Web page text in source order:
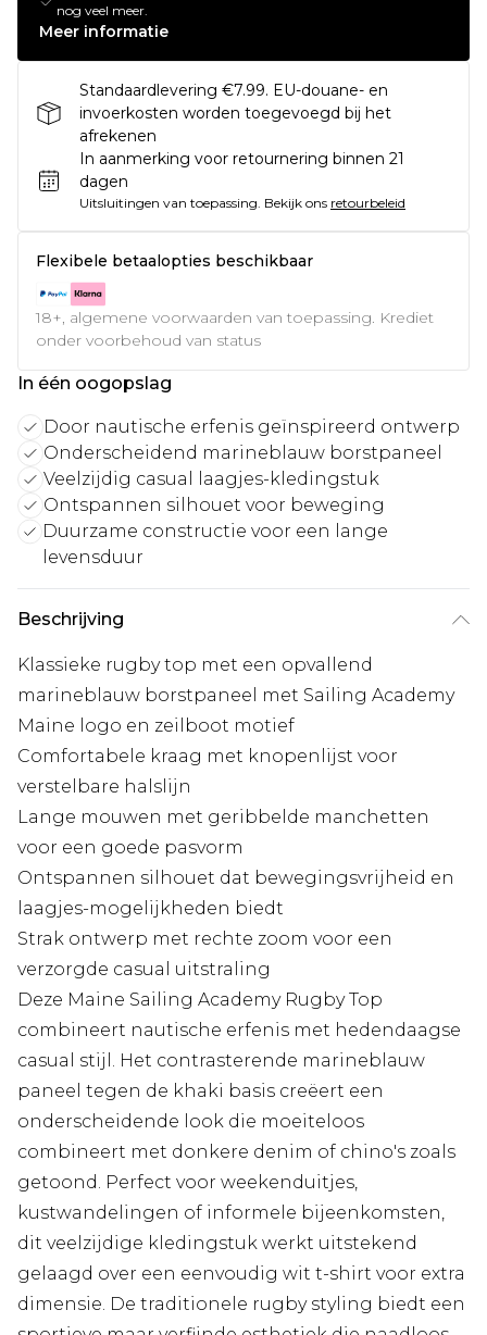
nog veel meer.
Meer informatie
Standaardlevering €7.99. EU-douane- en
invoerkosten worden toegevoegd bij het
afrekenen
In aanmerking voor retournering binnen 21
dagen
Uitsluitingen van toepassing. Bekijk ons retourbeleid
Flexibele betaalopties beschikbaar
18+, algemene voorwaarden van toepassing. Krediet
onder voorbehoud van status
In één oogopslag
Door nautische erfenis geïnspireerd ontwerp
Onderscheidend marineblauw borstpaneel
Veelzijdig casual laagjes-kledingstuk
Ontspannen silhouet voor beweging
Duurzame constructie voor een lange
levensduur
Beschrijving
Klassieke rugby top met een opvallend
marineblauw borstpaneel met Sailing Academy
Maine logo en zeilboot motief
Comfortabele kraag met knopenlijst voor
verstelbare halslijn
Lange mouwen met geribbelde manchetten
voor een goede pasvorm
Ontspannen silhouet dat bewegingsvrijheid en
laagjes-mogelijkheden biedt
Strak ontwerp met rechte zoom voor een
verzorgde casual uitstraling
Deze Maine Sailing Academy Rugby Top
combineert nautische erfenis met hedendaagse
casual stijl. Het contrasterende marineblauw
paneel tegen de khaki basis creëert een
onderscheidende look die moeiteloos
combineert met donkere denim of chino's zoals
getoond. Perfect voor weekenduitjes,
kustwandelingen of informele bijeenkomsten,
dit veelzijdige kledingstuk werkt uitstekend
gelaagd over een eenvoudig wit t-shirt voor extra
dimensie. De traditionele rugby styling biedt een